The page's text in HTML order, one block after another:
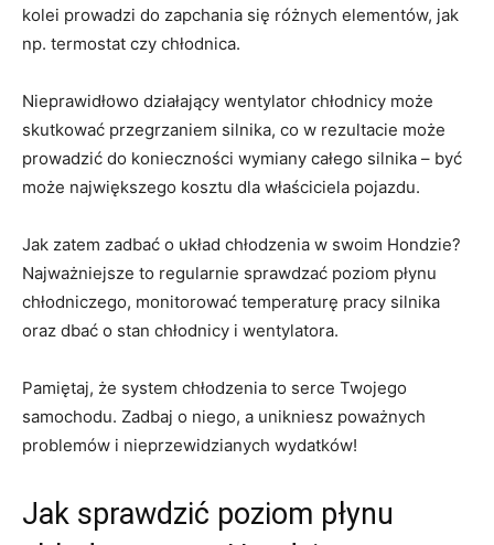
kolei ‍prowadzi do zapchania się różnych​ elementów, jak
np. termostat czy chłodnica.
Nieprawidłowo ⁣działający ‌wentylator chłodnicy może
skutkować przegrzaniem silnika, co w‍ rezultacie⁢ może
prowadzić do konieczności ⁤wymiany całego​ silnika – być
może największego kosztu dla właściciela pojazdu.
Jak zatem ⁢zadbać o układ chłodzenia​ w swoim Hondzie?
Najważniejsze to regularnie‍ sprawdzać poziom płynu
chłodniczego, monitorować ⁣temperaturę pracy silnika
oraz dbać o stan chłodnicy i wentylatora.
Pamiętaj, że⁣ system chłodzenia to serce Twojego
samochodu. Zadbaj ​o niego, a ⁣unikniesz poważnych
problemów i nieprzewidzianych wydatków!
Jak sprawdzić poziom ⁤płynu